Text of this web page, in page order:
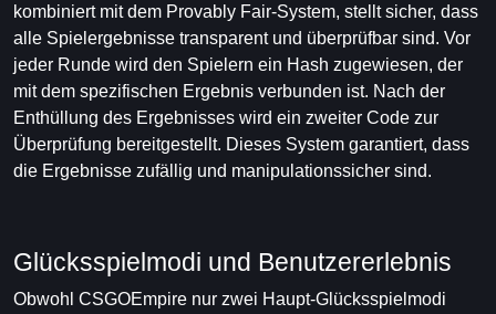
kombiniert mit dem Provably Fair-System, stellt sicher, dass
alle Spielergebnisse transparent und überprüfbar sind. Vor
jeder Runde wird den Spielern ein Hash zugewiesen, der
mit dem spezifischen Ergebnis verbunden ist. Nach der
Enthüllung des Ergebnisses wird ein zweiter Code zur
Überprüfung bereitgestellt. Dieses System garantiert, dass
die Ergebnisse zufällig und manipulationssicher sind.
Glücksspielmodi und Benutzererlebnis
Obwohl CSGOEmpire nur zwei Haupt-Glücksspielmodi